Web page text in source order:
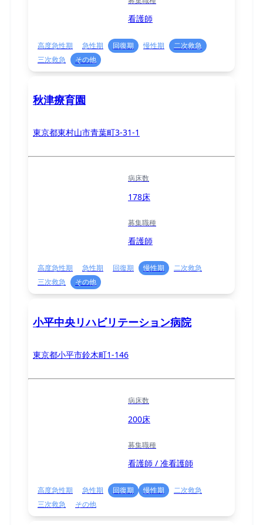
看護師
高度急性期 急性期 回復期 慢性期
二次救急
三次救急
その他
秋津療育園
東京都東村山市青葉町3-31-1
病床数
178床
募集職種
看護師
高度急性期 急性期 回復期 慢性期
二次救急
三次救急
その他
小平中央リハビリテーション病院
東京都小平市鈴木町1-146
病床数
200床
募集職種
看護師 / 准看護師
高度急性期 急性期 回復期 慢性期
二次救急
三次救急
その他